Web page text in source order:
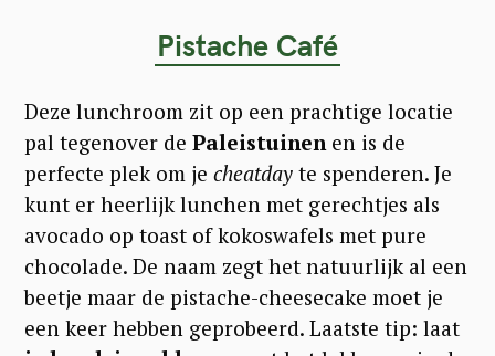
Pistache Café
Deze lunchroom zit op een prachtige locatie
pal tegenover de Paleistuinen en is de
perfecte plek om je cheatday te spenderen. Je
kunt er heerlijk lunchen met gerechtjes als
avocado op toast of kokoswafels met pure
chocolade. De naam zegt het natuurlijk al een
beetje maar de pistache-cheesecake moet je
een keer hebben geprobeerd. Laatste tip: laat